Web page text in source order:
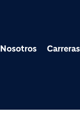
Nosotros Carreras